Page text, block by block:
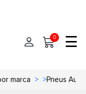
0 ☰
marca > >Pneus Audi